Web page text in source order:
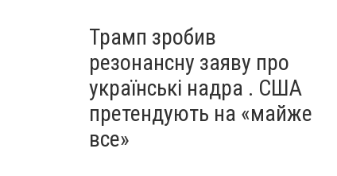
Трамп зробив
резонансну заяву про
українські надра . США
претендують на «майже
все»